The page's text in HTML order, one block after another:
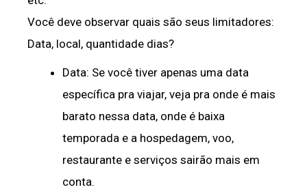
Você deve observar quais são seus limitadores:
Data, local, quantidade dias?
Data: Se você tiver apenas uma data
específica pra viajar, veja pra onde é mais
barato nessa data, onde é baixa
temporada e a hospedagem, voo,
restaurante e serviços sairão mais em
conta.